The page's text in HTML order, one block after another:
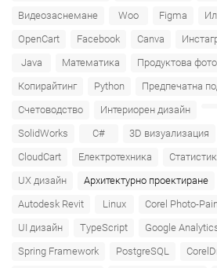
Видеозаснемане
Woo Figma
OpenCart
Facebook Canva
Java
Математика Продуктова
Копирайтинг
Python
Предпечатна
Счетоводство
Интериорен дизайн
SolidWorks
C# 3D визуализация
CloudCart
Електротехника
UX дизайн
Архитектурно проектиране
Autodesk Revit
Linux Corel Photo-
UI дизайн
TypeScript Google
Spring Framework
PostgreSQL